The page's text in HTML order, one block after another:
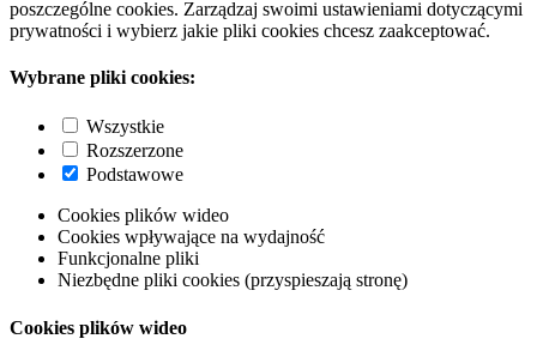
poszczególne cookies. Zarządzaj swoimi ustawieniami dotyczącymi
prywatności i wybierz jakie pliki cookies chcesz zaakceptować.
Wybrane pliki cookies:
Wszystkie
Rozszerzone
Podstawowe
Cookies plików wideo
Cookies wpływające na wydajność
Funkcjonalne pliki
Niezbędne pliki cookies (przyspieszają stronę)
Cookies plików wideo